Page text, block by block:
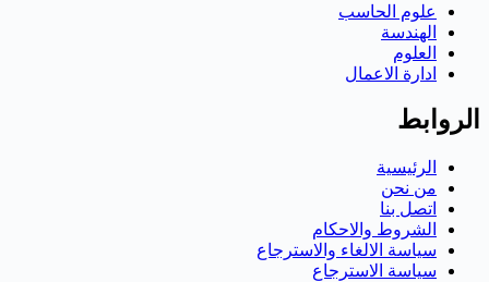
علوم الحاسب
الهندسة
العلوم
ادارة الاعمال
الروابط
الرئيسية
من نحن
اتصل بنا
الشروط والاحكام
سياسة الالغاء والاسترجاع
سياسة الاسترجاع